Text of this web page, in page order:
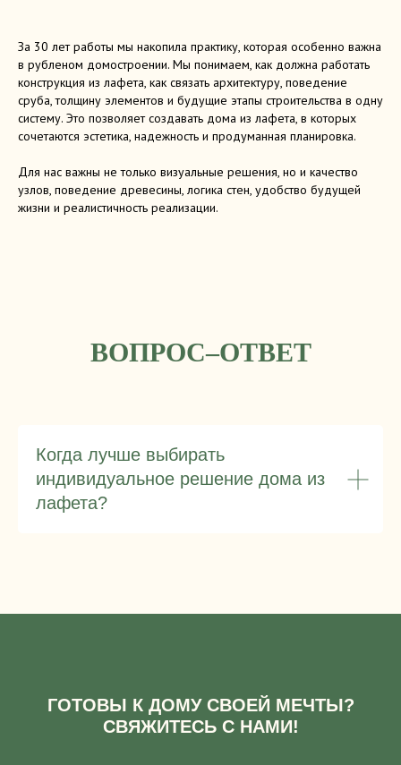
За 30 лет работы мы накопила практику, которая особенно важна
в рубленом домостроении. Мы понимаем, как должна работать
конструкция из лафета, как связать архитектуру, поведение
сруба, толщину элементов и будущие этапы строительства в одну
систему. Это позволяет создавать дома из лафета, в которых
сочетаются эстетика, надежность и продуманная планировка.
Для нас важны не только визуальные решения, но и качество
узлов, поведение древесины, логика стен, удобство будущей
жизни и реалистичность реализации.
ВОПРОС–ОТВЕТ
Когда лучше выбирать
индивидуальное решение дома из
лафета?
ГОТОВЫ К ДОМУ СВОЕЙ МЕЧТЫ?
СВЯЖИТЕСЬ С НАМИ!